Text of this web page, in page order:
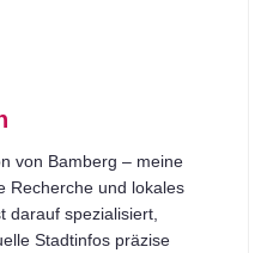
von Bamberg – meine
Recherche und lokales
darauf spezialisiert,
Stadtinfos präzise